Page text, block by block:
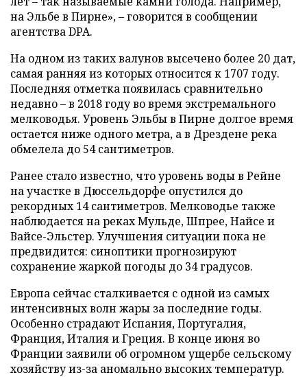
на Эльбе в Пирне», – говорится в сообщении
агентства DPA.
На одном из таких валунов высечено более 20 дат,
самая ранняя из которых относится к 1707 году.
Последняя отметка появилась сравнительно
недавно – в 2018 году во время экстремального
мелководья. Уровень Эльбы в Пирне долгое время
остается ниже одного метра, а в Дрездене река
обмелела до 54 сантиметров.
Ранее стало известно, что уровень воды в Рейне
на участке в Дюссельдорфе опустился до
рекордных 14 сантиметров. Мелководье также
наблюдается на реках Мульде, Шпрее, Найсе и
Вайсе-Эльстер. Улучшения ситуации пока не
предвидится: синоптики прогнозируют
сохранение жаркой погоды до 34 градусов.
Европа сейчас сталкивается с одной из самых
интенсивных волн жары за последние годы.
Особенно страдают Испания, Португалия,
Франция, Италия и Греция. В конце июня во
Франции заявили об огромном ущербе сельскому
хозяйству из-за аномально высоких температур.